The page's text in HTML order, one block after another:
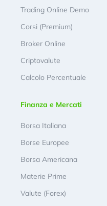
Trading Online Demo
Corsi (Premium)
Broker Online
Criptovalute
Calcolo Percentuale
Finanza e Mercati
Borsa Italiana
Borse Europee
Borsa Americana
Materie Prime
Valute (Forex)